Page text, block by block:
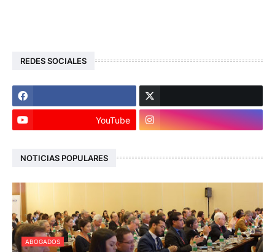
REDES SOCIALES
YouTube
NOTICIAS POPULARES
ABOGADOS